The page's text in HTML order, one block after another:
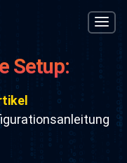
Setup:
and